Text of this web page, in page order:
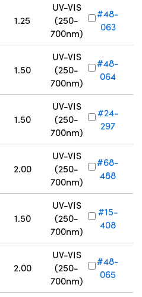
1.25
UV-VIS
(250-
700nm)
#48-
063
1.50
UV-VIS
(250-
700nm)
#48-
064
1.50
UV-VIS
(250-
700nm)
#24-
297
2.00
UV-VIS
(250-
700nm)
#68-
488
1.50
UV-VIS
(250-
700nm)
#15-
408
2.00
UV-VIS
(250-
700nm)
#48-
065